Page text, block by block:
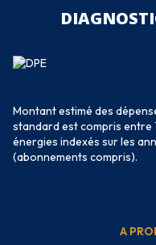
Montant estimé des
standard est compris entre
énergies indexés sur les
(abonnements compris).
A